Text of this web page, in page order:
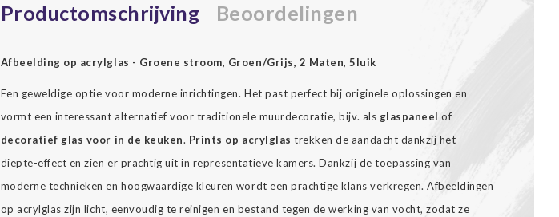
Productomschrijving Beoordelingen
Afbeelding op acrylglas - Groene stroom, Groen/Grijs, 2 Maten, 5luik
Een geweldige optie voor moderne inrichtingen. Het past perfect bij originele oplossingen en
vormt een interessant alternatief voor traditionele muurdecoratie, bijv. als glaspaneel of
decoratief glas voor in de keuken. Prints op acrylglas trekken de aandacht dankzij het
diepte-effect en zien er prachtig uit in representatieve kamers. Dankzij de toepassing van
moderne technieken en hoogwaardige kleuren wordt een prachtige klans verkregen. Afbeeldingen
op acrylglas zijn licht, eenvoudig te reinigen en bestand tegen de werking van vocht, zodat ze